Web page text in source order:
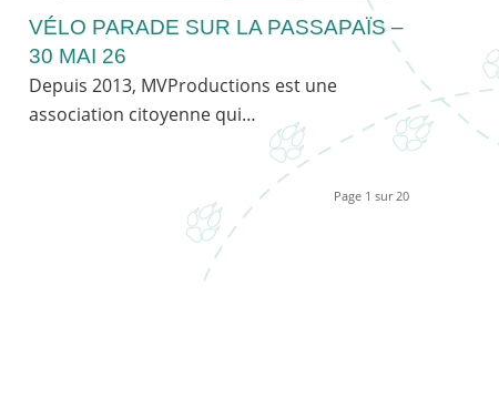
VÉLO PARADE SUR LA PASSAPAÏS –
30 MAI 26
Depuis 2013, MVProductions est une
association citoyenne qui…
Page 1 sur 20